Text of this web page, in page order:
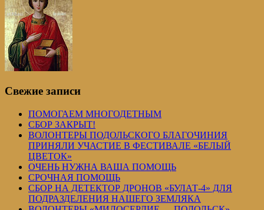
Свежие записи
ПОМОГАЕМ МНОГОДЕТНЫМ
СБОР ЗАКРЫТ!
ВОЛОНТЕРЫ ПОДОЛЬСКОГО БЛАГОЧИНИЯ
ПРИНЯЛИ УЧАСТИЕ В ФЕСТИВАЛЕ «БЕЛЫЙ
ЦВЕТОК»
ОЧЕНЬ НУЖНА ВАША ПОМОЩЬ
СРОЧНАЯ ПОМОЩЬ
СБОР НА ДЕТЕКТОР ДРОНОВ «БУЛАТ-4» ДЛЯ
ПОДРАЗДЕЛЕНИЯ НАШЕГО ЗЕМЛЯКА